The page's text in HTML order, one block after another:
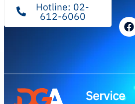
Hotline: 02-
612-6060
Service